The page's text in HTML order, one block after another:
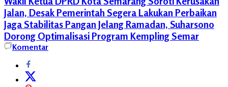
Jalan, Desak Pemerintah Segera Lakukan Perbaikan
Jaga Stabilitas Pangan Jelang Ramadan, Suharsono
Dorong Optimalisasi Program Kempling Semar
Bimtek
DPRD
Kota
Semarang
Komentar